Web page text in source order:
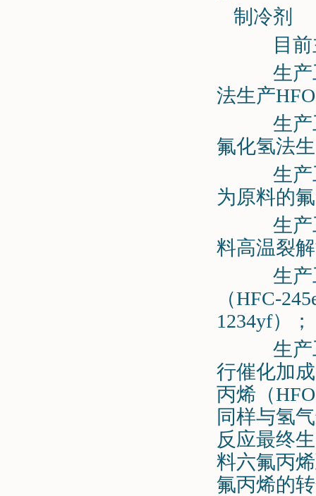
制冷剂
目前主
生产工
法生产
生产工
氟化氢法
生产工
为原料的
生产工
料高温裂
生产工
（HFC-
1234yf）；
生产工
行催化加
丙烯（
同样与氢
反应最终
料六氟丙
氟丙烯的